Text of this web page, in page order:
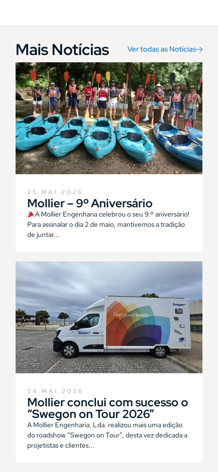
Mais Notícias Ver todas as Notícias
25.MAI.2026
Mollier – 9º Aniversário
A Mollier Engenharia celebrou o seu 9.º aniversário!
Para assinalar o dia 2 de maio, mantivemos a tradição
de juntar...
24.MAI.2026
Mollier conclui com sucesso o
“Swegon on Tour 2026”
A Mollier Engenharia, Lda. realizou mais uma edição
do roadshow “Swegon on Tour”, desta vez dedicada a
projetistas e clientes...